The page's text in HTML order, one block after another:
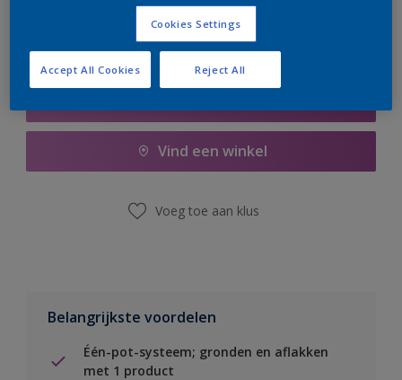
Vind een winkel
Voeg toe aan klus
Belangrijkste voordelen
Één-pot-systeem; gronden en aflakken
met 1 product
Cookies Settings
Reject All
Accept All Cookies